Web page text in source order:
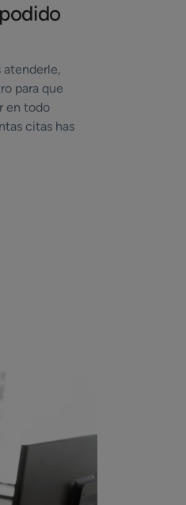
atenderle,
para que
en todo
citas has